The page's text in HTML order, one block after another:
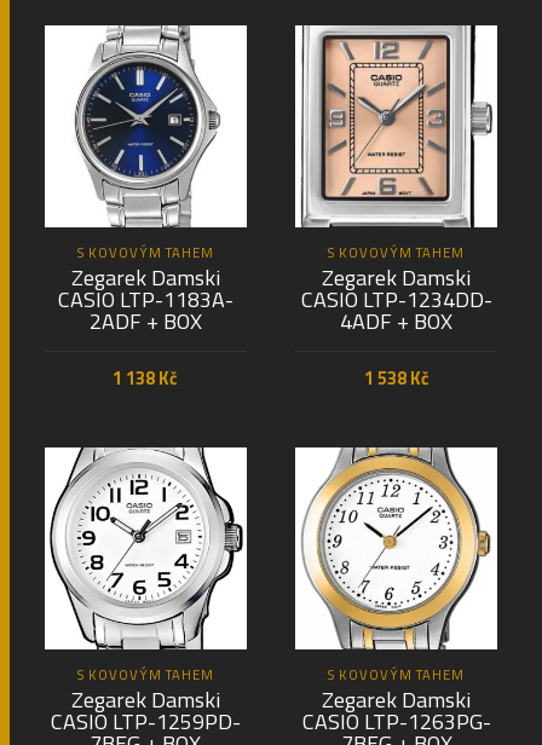
S KOVOVÝM TAHEM
Zegarek Damski
CASIO LTP-1183A-
2ADF + BOX
1 138Kč
S KOVOVÝM TAHEM
Zegarek Damski
CASIO LTP-1234DD-
4ADF + BOX
1 538Kč
S KOVOVÝM TAHEM
Zegarek Damski
CASIO LTP-1259PD-
S KOVOVÝM TAHEM
Zegarek Damski
CASIO LTP-1263PG-